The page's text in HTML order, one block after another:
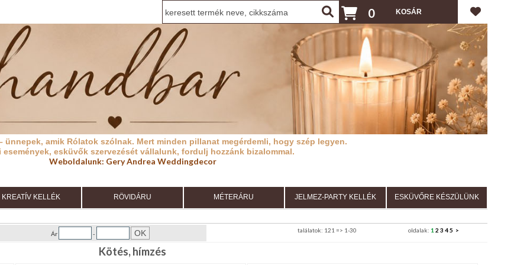
0
ünnepek, amik Rólatok szólnak. Mert minden pillanat megérdemli, hogy szép legyen.
események, esküvők szervezését vállalunk, fordulj hozzánk bizalommal.
Weboldalunk: Gery Andrea Weddingdecor
KREATÍV KELLÉK RÖVIDÁRU MÉTERÁRU JELMEZ-PARTY KELLÉK ESKÜVŐRE KÉSZÜLÜNK
Ár - oldalak: 1 2 3 45 >
találatok: 121 => 1-30
Kötés, hímzés